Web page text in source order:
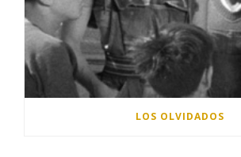
LOS OLVIDADOS